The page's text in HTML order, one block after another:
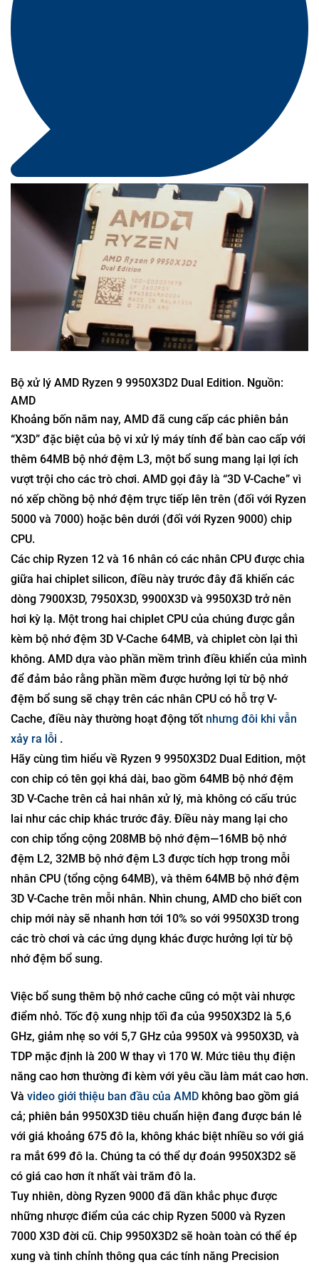
Bộ xử lý AMD Ryzen 9 9950X3D2 Dual Edition. Nguồn:
AMD
Khoảng bốn năm nay, AMD đã cung cấp các phiên bản
“X3D” đặc biệt của bộ vi xử lý máy tính để bàn cao cấp với
thêm 64MB bộ nhớ đệm L3, một bổ sung mang lại lợi ích
vượt trội cho các trò chơi. AMD gọi đây là “3D V-Cache” vì
nó xếp chồng bộ nhớ đệm trực tiếp lên trên (đối với Ryzen
5000 và 7000) hoặc bên dưới (đối với Ryzen 9000) chip
CPU.
Các chip Ryzen 12 và 16 nhân có các nhân CPU được chia
giữa hai chiplet silicon, điều này trước đây đã khiến các
dòng 7900X3D, 7950X3D, 9900X3D và 9950X3D trở nên
hơi kỳ lạ. Một trong hai chiplet CPU của chúng được gắn
kèm bộ nhớ đệm 3D V-Cache 64MB, và chiplet còn lại thì
không. AMD dựa vào phần mềm trình điều khiển của mình
để đảm bảo rằng phần mềm được hưởng lợi từ bộ nhớ
đệm bổ sung sẽ chạy trên các nhân CPU có hỗ trợ V-
Cache, điều này thường hoạt động tốt nhưng đôi khi vẫn
xảy ra lỗi .
Hãy cùng tìm hiểu về Ryzen 9 9950X3D2 Dual Edition, một
con chip có tên gọi khá dài, bao gồm 64MB bộ nhớ đệm
3D V-Cache trên cả hai nhân xử lý, mà không có cấu trúc
lai như các chip khác trước đây. Điều này mang lại cho
con chip tổng cộng 208MB bộ nhớ đệm—16MB bộ nhớ
đệm L2, 32MB bộ nhớ đệm L3 được tích hợp trong mỗi
nhân CPU (tổng cộng 64MB), và thêm 64MB bộ nhớ đệm
3D V-Cache trên mỗi nhân. Nhìn chung, AMD cho biết con
chip mới này sẽ nhanh hơn tới 10% so với 9950X3D trong
các trò chơi và các ứng dụng khác được hưởng lợi từ bộ
nhớ đệm bổ sung.
Việc bổ sung thêm bộ nhớ cache cũng có một vài nhược
điểm nhỏ. Tốc độ xung nhịp tối đa của 9950X3D2 là 5,6
GHz, giảm nhẹ so với 5,7 GHz của 9950X và 9950X3D, và
TDP mặc định là 200 W thay vì 170 W. Mức tiêu thụ điện
năng cao hơn thường đi kèm với yêu cầu làm mát cao hơn.
Và video giới thiệu ban đầu của AMD không bao gồm giá
cả; phiên bản 9950X3D tiêu chuẩn hiện đang được bán lẻ
với giá khoảng 675 đô la, không khác biệt nhiều so với giá
ra mắt 699 đô la. Chúng ta có thể dự đoán 9950X3D2 sẽ
có giá cao hơn ít nhất vài trăm đô la.
Tuy nhiên, dòng Ryzen 9000 đã dần khắc phục được
những nhược điểm của các chip Ryzen 5000 và Ryzen
7000 X3D đời cũ. Chip 9950X3D2 sẽ hoàn toàn có thể ép
xung và tinh chỉnh thông qua các tính năng Precision